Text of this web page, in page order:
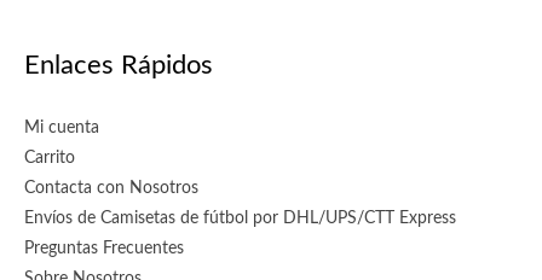
Enlaces Rápidos
Mi cuenta
Carrito
Contacta con Nosotros
Envíos de Camisetas de fútbol por DHL/UPS/CTT Express
Preguntas Frecuentes